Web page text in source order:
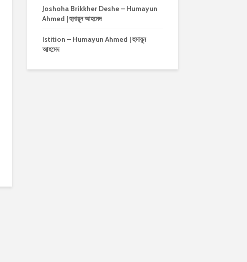
Joshoha Brikkher Deshe – Humayun
Ahmed | হুমায়ূন আহমেদ
Istition – Humayun Ahmed | হুমায়ূন
আহমেদ